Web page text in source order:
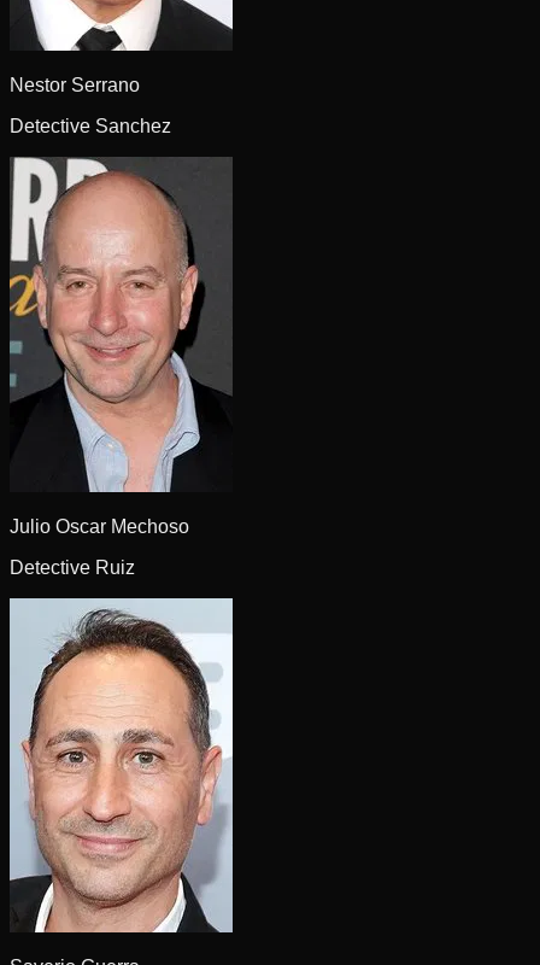
Nestor Serrano
Detective Sanchez
Julio Oscar Mechoso
Detective Ruiz